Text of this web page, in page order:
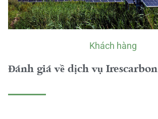
Khách hàng
Đánh giá về dịch vụ Irescarbon